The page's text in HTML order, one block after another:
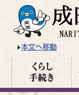
本文へ移動